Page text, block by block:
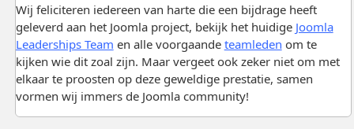
Wij feliciteren iedereen van harte die een bijdrage heeft
geleverd aan het Joomla project, bekijk het huidige Joomla
Leaderships Team en alle voorgaande teamleden om te
kijken wie dit zoal zijn. Maar vergeet ook zeker niet om met
elkaar te proosten op deze geweldige prestatie, samen
vormen wij immers de Joomla community!